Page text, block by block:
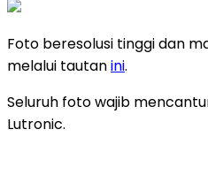
Foto beresolusi tinggi dan
melalui tautanini.
Seluruh foto wajib
Lutronic.